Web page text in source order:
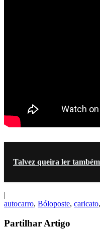
Talvez queira ler
|
autocarro, Bóloposte, caricato,
Partilhar Artigo